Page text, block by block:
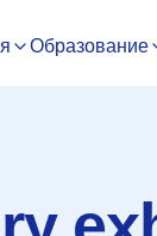
Образование